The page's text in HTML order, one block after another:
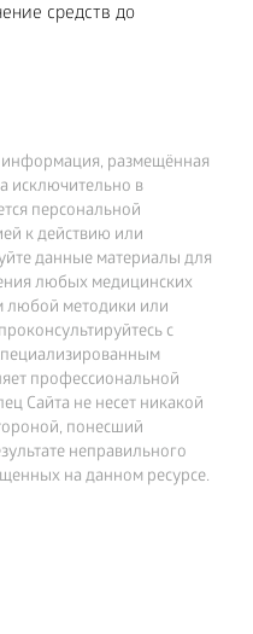
средств до
размещённая
исключительно в
персональной
к действию или
данные материалы для
любых медицинских
любой методики или
с
профессиональной
Сайта не несет никакой
понесший
неправильного
на данном ресурсе.